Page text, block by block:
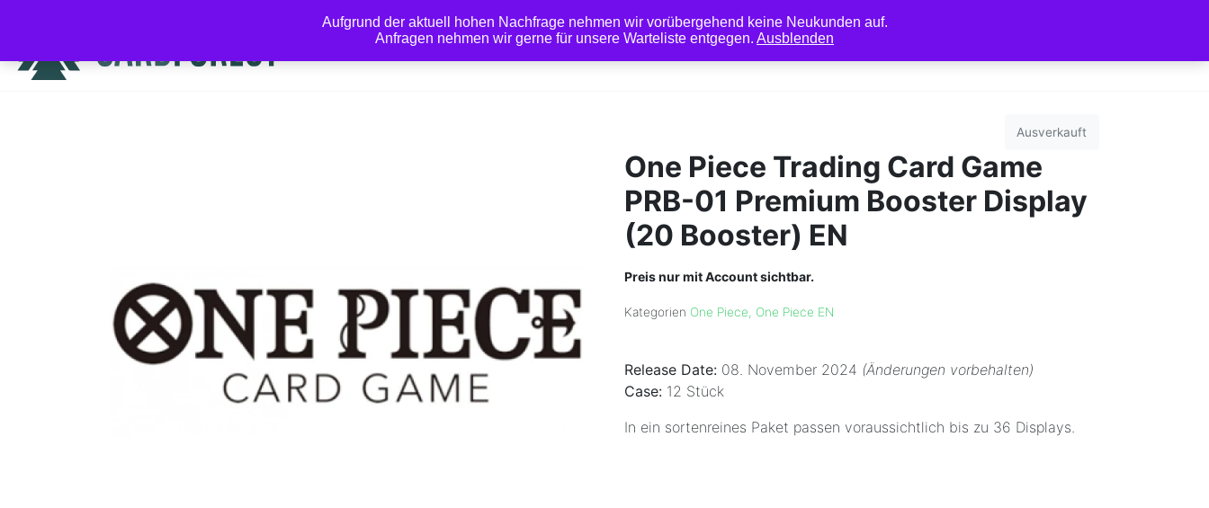
Aufgrund der aktuell hohen Nachfrage nehmen wir vorübergehend keine Neukunden auf.
Anfragen nehmen wir gerne für unsere Warteliste entgegen. Ausblenden
Pokémon TCG Zubehör
Ausverkauft
One Piece Trading Card Game
PRB-01 Premium Booster Display
(20 Booster) EN
Preis nur mit Account sichtbar.
Kategorien One Piece, One Piece EN
Release Date: 08. November 2024 (Änderungen vorbehalten)
Case: 12 Stück
In ein sortenreines Paket passen voraussichtlich bis zu 36 Displays.